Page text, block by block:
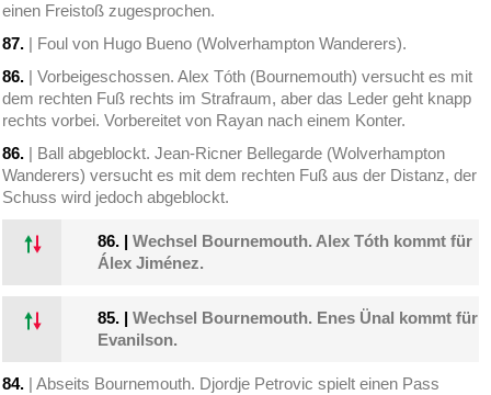
einen Freistoß zugesprochen.
87. | Foul von Hugo Bueno (Wolverhampton Wanderers).
86. | Vorbeigeschossen. Alex Tóth (Bournemouth) versucht es mit
dem rechten Fuß rechts im Strafraum, aber das Leder geht knapp
rechts vorbei. Vorbereitet von Rayan nach einem Konter.
86. | Ball abgeblockt. Jean-Ricner Bellegarde (Wolverhampton
Wanderers) versucht es mit dem rechten Fuß aus der Distanz, der
Schuss wird jedoch abgeblockt.
86. |Wechsel Bournemouth. Alex Tóth kommt für
Álex Jiménez.
85. |Wechsel Bournemouth. Enes Ünal kommt für
Evanilson.
84. | Abseits Bournemouth. Djordje Petrovic spielt einen Pass